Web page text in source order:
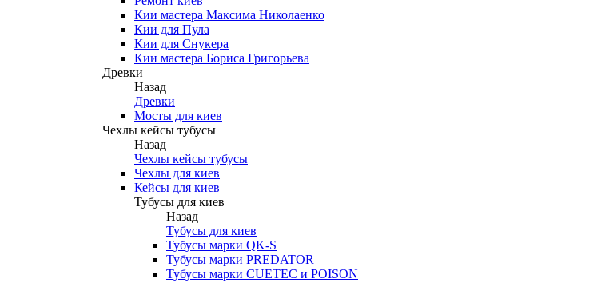
Кии мастера Максима Николаенко
Кии для Пула
Кии для Снукера
Кии мастера Бориса Григорьева
Древки
Назад
Древки
Мосты для киев
Чехлы кейсы тубусы
Назад
Чехлы кейсы тубусы
Чехлы для киев
Кейсы для киев
Тубусы для киев
Назад
Тубусы для киев
Тубусы марки QK-S
Тубусы марки PREDATOR
Тубусы марки CUETEC и POISON